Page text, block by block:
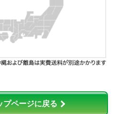
プページに戻る